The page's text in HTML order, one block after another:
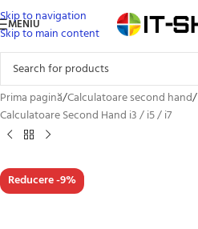
Skip to navigation
Skip to main content
MENIU
Prima pagină/Calculatoare second hand/
Calculatoare Second Hand i3 / i5 / i7
Reducere -9%